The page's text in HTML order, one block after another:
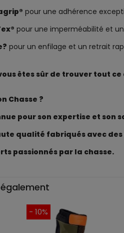
pour une adhérence
pour une imperméabilité et
pour un enfilage et un retrait
êtes sûr de trouver tout
Chasse ?
pour son expertise et
qualité fabriqués avec
passionnés par la chasse.
- 10%